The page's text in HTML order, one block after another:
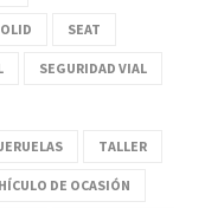
SEAT
SEGURIDAD VIAL
TALLER
DE OCASIÓN